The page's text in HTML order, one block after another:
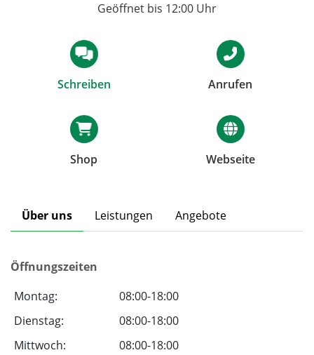
Geöffnet bis 12:00 Uhr
Schreiben Anrufen
Shop Webseite
Über uns Leistungen Angebote
Öffnungszeiten
Montag:
08:00-18:00
Dienstag:
08:00-18:00
Mittwoch:
08:00-18:00